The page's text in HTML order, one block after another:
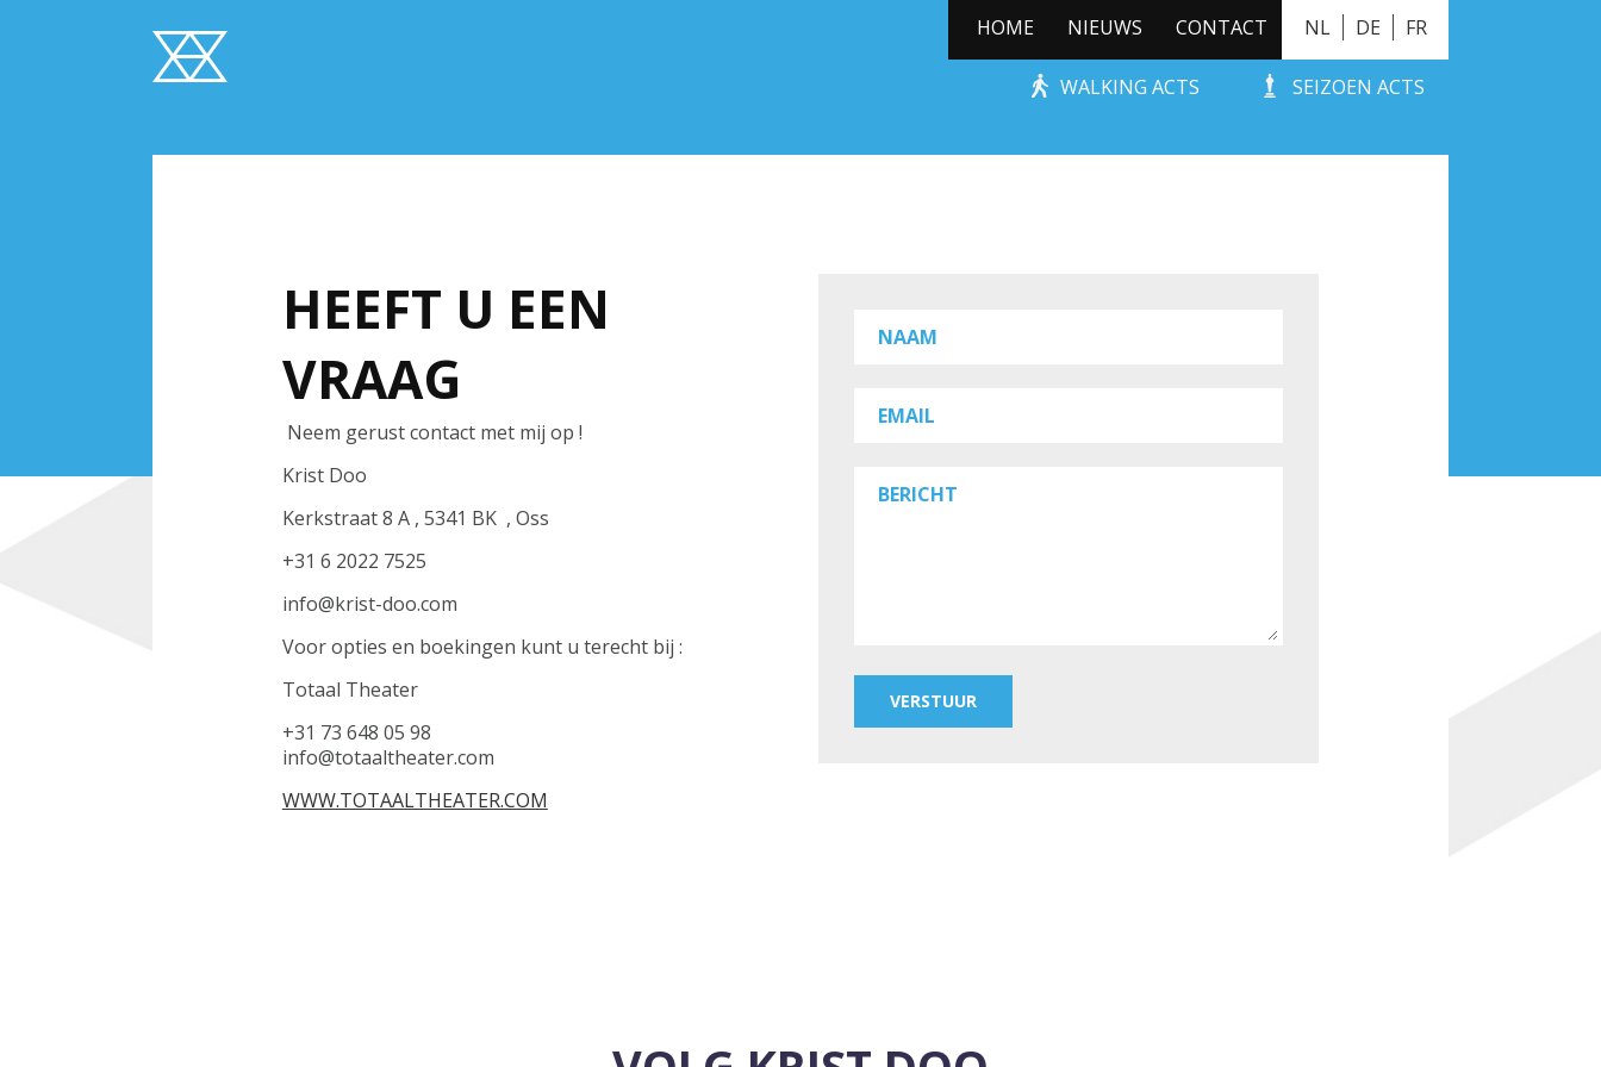
NL DE FR
HOME NIEUWS CONTACT
WALKING ACTS SEIZOEN ACTS
HEEFT U EEN
VRAAG
Neem gerust contact met mij op !
Krist Doo
Kerkstraat 8 A , 5341 BK , Oss
+31 6 2022 7525
info@krist-doo.com
Voor opties en boekingen kunt u terecht bij :
Totaal Theater
+31 73 648 05 98
info@totaaltheater.com
WWW.TOTAALTHEATER.COM
VERSTUUR